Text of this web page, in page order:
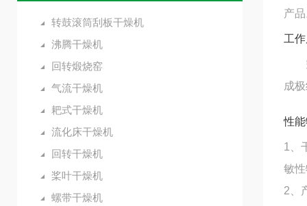
转鼓滚筒刮板干燥机
沸腾干燥机
回转煅烧窑
气流干燥机
耙式干燥机
流化床干燥机
回转干燥机
桨叶干燥机
螺带干燥机
产
工
空
成
性
1、
敏
2、